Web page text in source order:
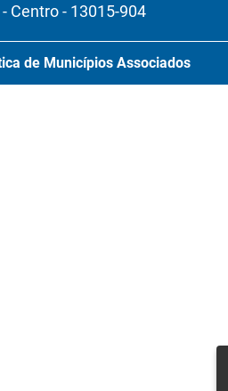
Centro - 13015-904
de Municípios Associados